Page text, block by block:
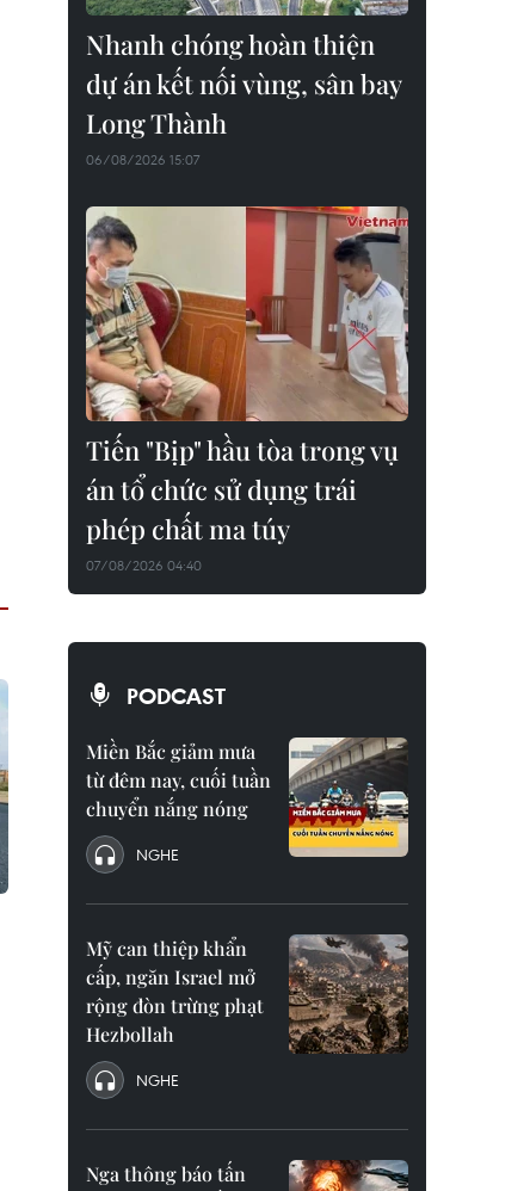
Nhanh chóng hoàn thiện
dự án kết nối vùng, sân bay
Long Thành
06/08/2026 15:07
Tiến "Bịp" hầu tòa trong vụ
án tổ chức sử dụng trái
phép chất ma túy
07/08/2026 04:40
PODCAST
Miền Bắc giảm mưa
từ đêm nay, cuối tuần
chuyển nắng nóng
NGHE
Mỹ can thiệp khẩn
cấp, ngăn Israel mở
rộng đòn trừng phạt
Hezbollah
NGHE
Nga thông báo tấn